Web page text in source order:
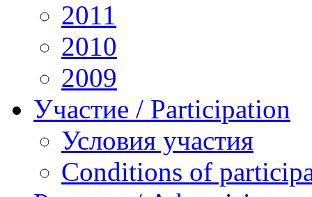
2011
2010
2009
Участие / Рarticipation
Условия участия
Conditions of